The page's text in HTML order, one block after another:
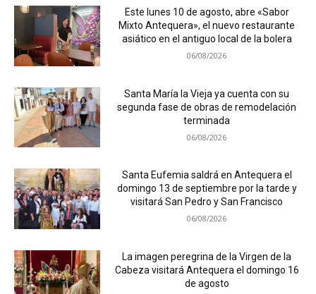
Este lunes 10 de agosto, abre «Sabor
Mixto Antequera», el nuevo restaurante
asiático en el antiguo local de la bolera
06/08/2026
Santa María la Vieja ya cuenta con su
segunda fase de obras de remodelación
terminada
06/08/2026
Santa Eufemia saldrá en Antequera el
domingo 13 de septiembre por la tarde y
visitará San Pedro y San Francisco
06/08/2026
La imagen peregrina de la Virgen de la
Cabeza visitará Antequera el domingo 16
de agosto